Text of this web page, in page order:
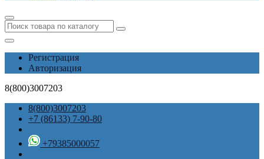
Регистрация
Авторизация
8(800)3007203
8(800)3007203
+7 (86133) 7-90-80
+79385000057